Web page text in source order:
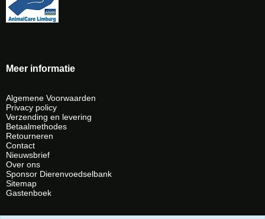
Meer informatie
Algemene Voorwaarden
Privacy policy
Verzending en levering
Betaalmethodes
Retourneren
Contact
Nieuwsbrief
Over ons
Sponsor Dierenvoedselbank
Sitemap
Gastenboek